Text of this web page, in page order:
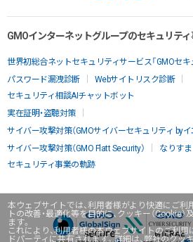
本ウェブサイトでは、利用者様がより快適にご
トの改善・最適化等を目的に、クッキー（Cookie
ます。
これにより、利用者様の本ウェブサイトのご利用
ドパーティに共有されます。詳細は、弊社のクッ
GMOインターネットグループのセキュリテ
世界初総合ネットセキュリティサービス「GMOセキ
パスワード漏洩診断
Webサイトリスク診断
セキュリティ相談AIチャットボット
実在証明・盗聴対策
サイバー攻撃対策（GMOサイバーセキュリティ byイ
サイバー攻撃対策（GMO Flatt Security）
なりす
セキュリティ事業の軌跡